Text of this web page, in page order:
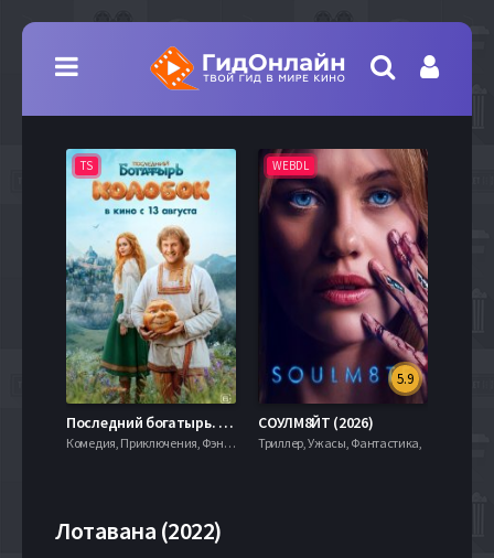
TS
Последний богатырь. Колобок (2026)
Комедия, Приключения, Фэнтези,
WEBDL
5.9
СОУЛМ8ЙТ (2026)
Триллер, Ужасы, Фантастика,
Лотавана (2022)